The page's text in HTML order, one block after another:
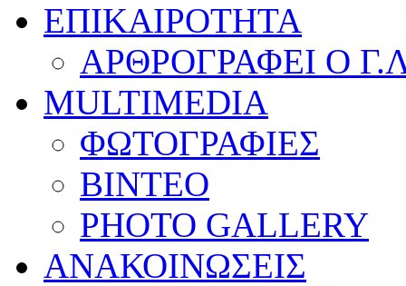
ΕΠΙΚΑΙΡΟΤΗΤΑ
ΑΡΘΡΟΓΡΑΦΕΙ Ο
MULTIMEDIA
ΦΩΤΟΓΡΑΦΙΕΣ
ΒΙΝΤΕΟ
PHOTO GALLERY
ΑΝΑΚΟΙΝΩΣΕΙΣ